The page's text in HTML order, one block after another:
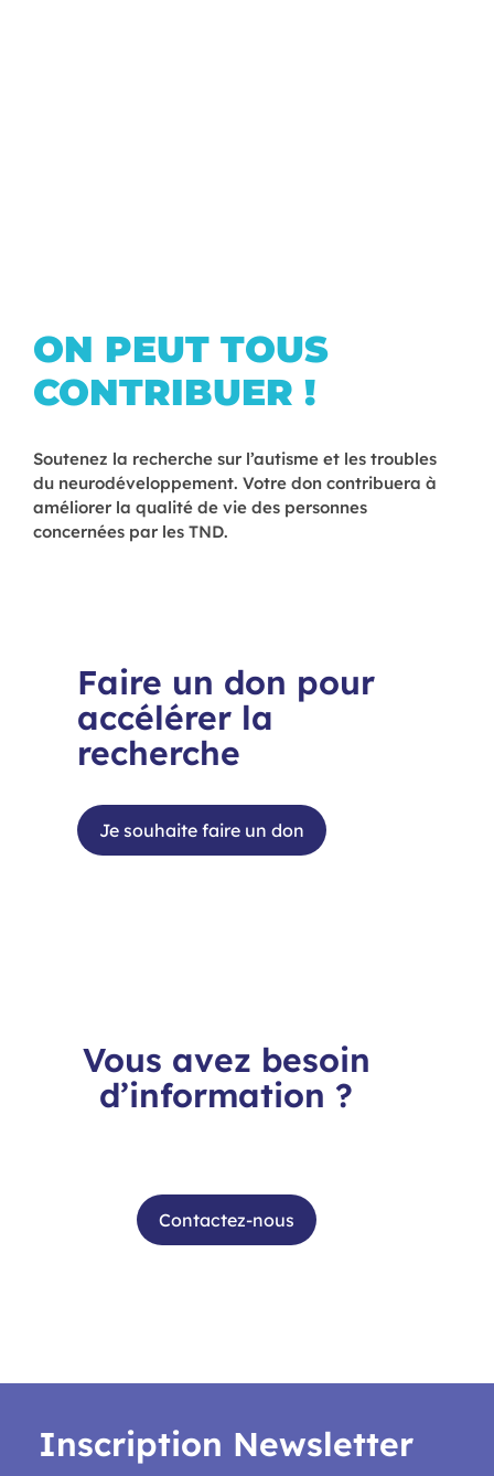
ON PEUT TOUS
CONTRIBUER !
Soutenez la recherche sur l’autisme et les troubles
du neurodéveloppement. Votre don contribuera à
améliorer la qualité de vie des personnes
concernées par les TND.
Faire un don pour
accélérer la
recherche
Je souhaite faire un don
Vous avez besoin
d’information ?
Contactez-nous
Inscription Newsletter